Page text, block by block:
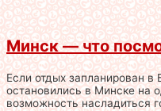
Минск — что
Если отдых запланирован
остановились в Минске на
возможность насладиться